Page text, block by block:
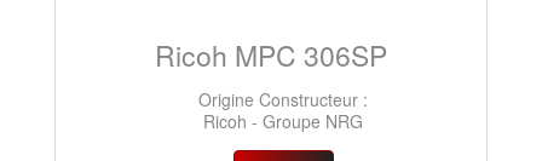
Ricoh MPC 306SP
Origine Constructeur :
Ricoh - Groupe NRG